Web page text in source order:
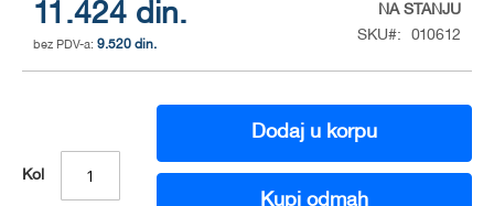
11.424 din.
9.520 din.
NA STANJU
SKU
010612
Kol
Dodaj u korpu
Kupi odmah
images
gallery